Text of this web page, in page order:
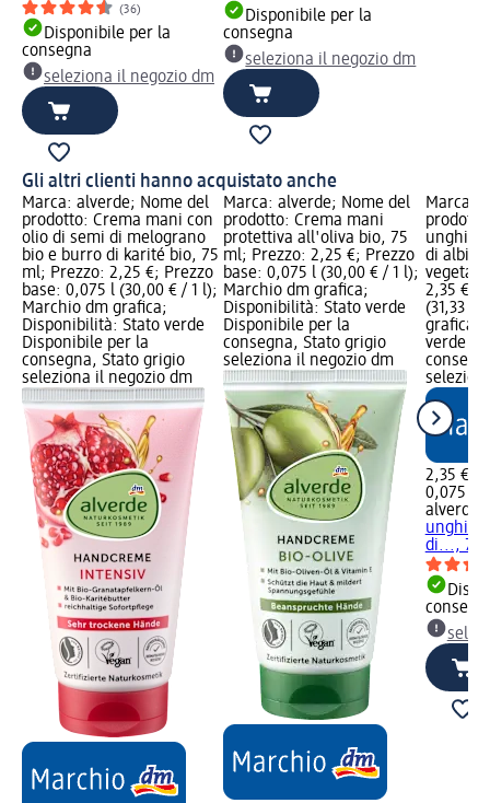
(36)
Disponibile per la
consegna
seleziona il negozio dm
Disponibile per la
consegna
seleziona il negozio dm
Gli altri clienti hanno acquistato anche
Marca: alverde; Nome del
prodotto: Crema mani con
olio di semi di melograno
bio e burro di karité bio, 75
ml; Prezzo: 2,25 €; Prezzo
base: 0,075 l (30,00 € / 1 l);
Marchio dm grafica;
Disponibilità: Stato verde
Disponibile per la
consegna, Stato grigio
seleziona il negozio dm
Marca: alverde; Nome del
prodotto: Crema mani
protettiva all'oliva bio, 75
ml; Prezzo: 2,25 €; Prezzo
base: 0,075 l (30,00 € / 1 l);
Marchio dm grafica;
Disponibilità: Stato verde
Disponibile per la
consegna, Stato grigio
seleziona il negozio dm
Marca:
unghie
di
2,35 €;
(31,33 €
grafica;
verde
2,35 €
0,075 l
alverde
unghie
di..., 75